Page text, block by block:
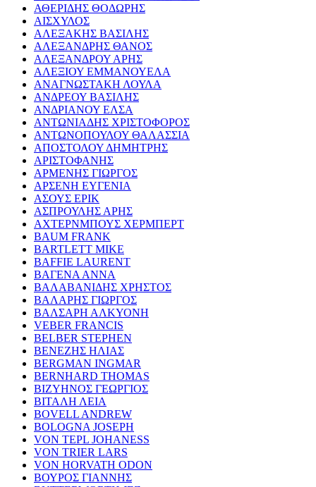
ΑΘΕΡΙΔΗΣ ΘΟΔΩΡΗΣ
ΑΙΣΧΥΛΟΣ
ΑΛΕΞΑΚΗΣ ΒΑΣΙΛΗΣ
ΑΛΕΞΑΝΔΡΗΣ ΘΑΝΟΣ
ΑΛΕΞΑΝΔΡΟΥ ΑΡΗΣ
ΑΛΕΞΙΟΥ ΕΜΜΑΝΟΥΕΛΑ
ΑΝΑΓΝΩΣΤΑΚΗ ΛΟΥΛΑ
ΑΝΔΡΕΟΥ ΒΑΣΙΛΗΣ
ΑΝΔΡΙΑΝΟΥ ΕΛΣΑ
ΑΝΤΩΝΙΑΔΗΣ ΧΡΙΣΤΟΦΟΡΟΣ
ΑΝΤΩΝΟΠΟΥΛΟΥ ΘΑΛΑΣΣΙΑ
ΑΠΟΣΤΟΛΟΥ ΔΗΜΗΤΡΗΣ
ΑΡΙΣΤΟΦΑΝΗΣ
ΑΡΜΕΝΗΣ ΓΙΩΡΓΟΣ
ΑΡΣΕΝΗ ΕΥΓΕΝΙΑ
ΑΣΟΥΣ ΕΡΙΚ
ΑΣΠΡΟΥΛΗΣ ΑΡΗΣ
ΑΧΤΕΡΝΜΠΟΥΣ ΧΕΡΜΠΕΡΤ
BAUM FRANK
BARTLETT MIKE
BAFFIE LAURENT
ΒΑΓΕΝΑ ΑΝΝΑ
ΒΑΛΑΒΑΝΙΔΗΣ ΧΡΗΣΤΟΣ
ΒΑΛΑΡΗΣ ΓΙΩΡΓΟΣ
ΒΑΛΣΑΡΗ ΑΛΚΥΟΝΗ
VEBER FRANCIS
BELBER STEPHEN
ΒΕΝΕΖΗΣ ΗΛΙΑΣ
BERGMAN INGMAR
BERNHARD THOMAS
ΒΙΖΥΗΝΟΣ ΓΕΩΡΓΙΟΣ
ΒΙΤΑΛΗ ΛΕΙΑ
BOVELL ANDREW
BOLOGNA JOSEPH
VON TEPL JOHANESS
VON TRIER LARS
VON HORVATH ODON
ΒΟΥΡΟΣ ΓΙΑΝΝΗΣ